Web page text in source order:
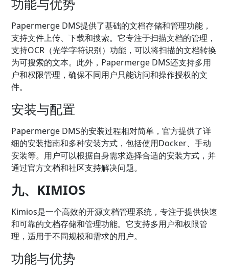
功能与优势
Papermerge DMS提供了基础的文档存储和管理功能，
支持文件上传、下载和搜索。它专注于扫描文档的管理，
支持OCR（光学字符识别）功能，可以将扫描的文档转换
为可搜索的文本。此外，Papermerge DMS还支持多用
户和权限管理，确保不同用户只能访问和操作授权的文
件。
安装与配置
Papermerge DMS的安装过程相对简单，官方提供了详
细的安装指南和多种安装方式，包括使用Docker、手动
安装等。用户可以根据自身需求选择合适的安装方式，并
通过官方文档和社区支持解决问题。
九、KIMIOS
Kimios是一个高效的开源文档管理系统，专注于提供快速
和可靠的文档存储和管理功能。它支持多用户和权限管
理，适用于不同规模和需求的用户。
功能与优势